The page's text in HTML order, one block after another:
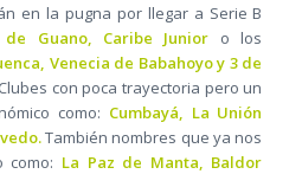
en la pugna por llegar a Serie B
Guano, Caribe Junior o los
Venecia de Babahoyo y 3 de
con poca trayectoria pero un
como: Cumbayá, La Unión
También nombres que ya nos
como: La Paz de Manta, Baldor